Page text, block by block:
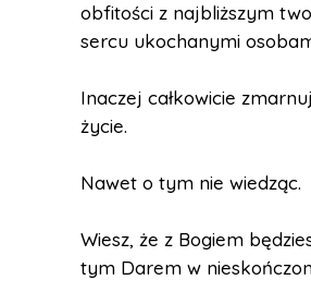
obfitości z najbliższym
sercu ukochanymi
Inaczej całkowicie
życie.
Nawet o tym nie wiedząc.
Wiesz, że z Bogiem
tym Darem w